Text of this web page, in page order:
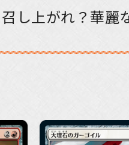
し上がれ？華麗